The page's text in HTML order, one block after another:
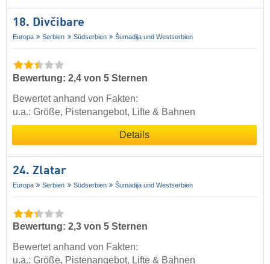
18. Divčibare
Europa Serbien Südserbien Šumadija und Westserbien
Bewertung: 2,4 von 5 Sternen
Bewertet anhand von Fakten:
u.a.: Größe, Pistenangebot, Lifte & Bahnen
Details
24. Zlatar
Europa Serbien Südserbien Šumadija und Westserbien
Bewertung: 2,3 von 5 Sternen
Bewertet anhand von Fakten:
u.a.: Größe, Pistenangebot, Lifte & Bahnen